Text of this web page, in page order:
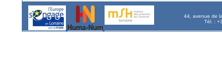
44, avenue de
Tél. :